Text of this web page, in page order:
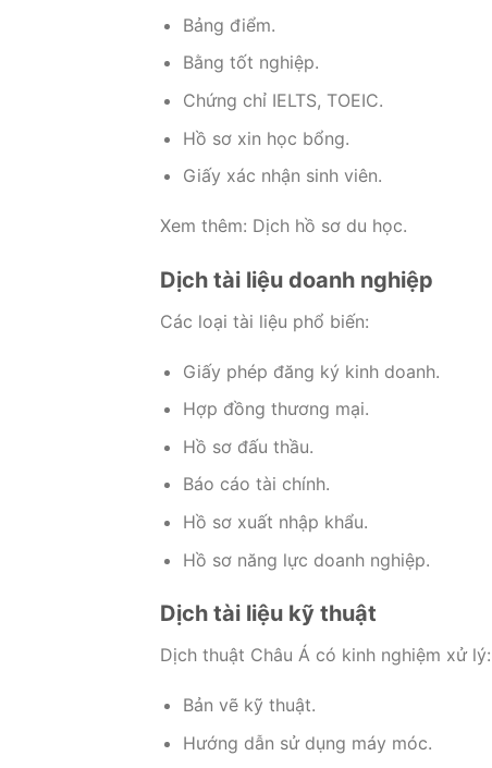
Bảng điểm.
Bằng tốt nghiệp.
Chứng chỉ IELTS, TOEIC.
Hồ sơ xin học bổng.
Giấy xác nhận sinh viên.
Xem thêm: Dịch hồ sơ du học.
Dịch tài liệu doanh nghiệp
Các loại tài liệu phổ biến:
Giấy phép đăng ký kinh doanh.
Hợp đồng thương mại.
Hồ sơ đấu thầu.
Báo cáo tài chính.
Hồ sơ xuất nhập khẩu.
Hồ sơ năng lực doanh nghiệp.
Dịch tài liệu kỹ thuật
Dịch thuật Châu Á có kinh nghiệm xử lý:
Bản vẽ kỹ thuật.
Hướng dẫn sử dụng máy móc.